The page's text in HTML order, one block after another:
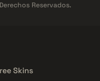
Reservados.
Skins